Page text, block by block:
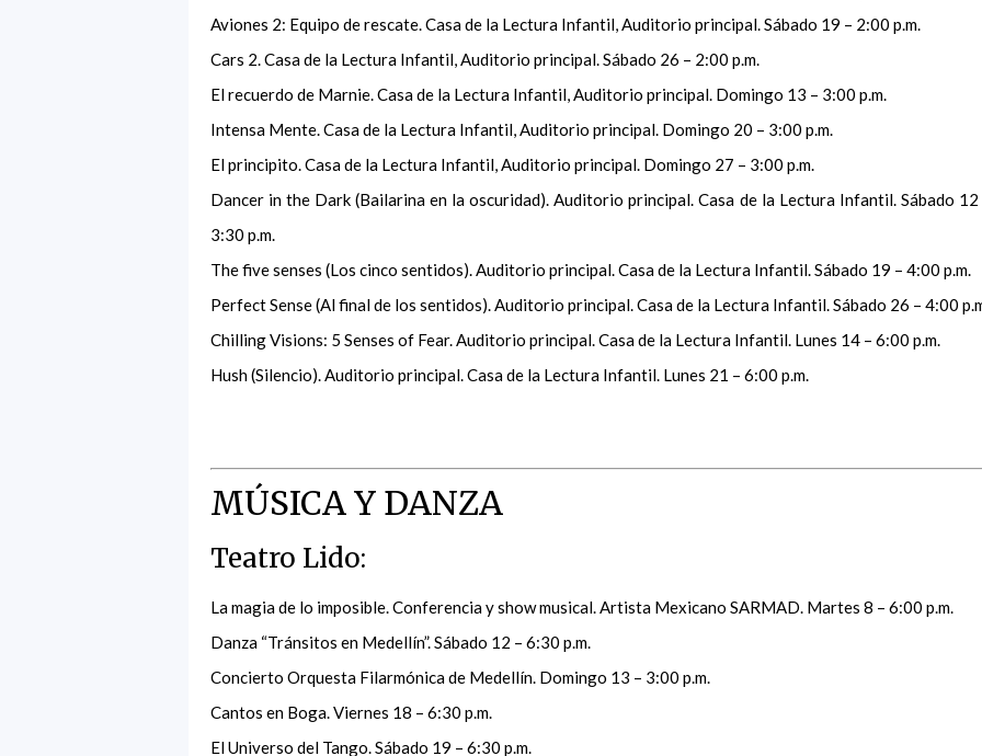
Aviones 2: Equipo de rescate. Casa de la Lectura Infantil, Auditorio principal. Sábado 19 – 2:00 p.m.
Cars 2. Casa de la Lectura Infantil, Auditorio principal. Sábado 26 – 2:00 p.m.
El recuerdo de Marnie. Casa de la Lectura Infantil, Auditorio principal. Domingo 13 – 3:00 p.m.
Intensa Mente. Casa de la Lectura Infantil, Auditorio principal. Domingo 20 – 3:00 p.m.
El principito. Casa de la Lectura Infantil, Auditorio principal. Domingo 27 – 3:00 p.m.
Dancer in the Dark (Bailarina en la oscuridad). Auditorio principal. Casa de la Lectura Infantil. Sábado 12
3:30 p.m.
The five senses (Los cinco sentidos). Auditorio principal. Casa de la Lectura Infantil. Sábado 19 – 4:00 p.m.
Perfect Sense (Al final de los sentidos). Auditorio principal. Casa de la Lectura Infantil. Sábado 26 – 4:00
Chilling Visions: 5 Senses of Fear. Auditorio principal. Casa de la Lectura Infantil. Lunes 14 – 6:00 p.m.
Hush (Silencio). Auditorio principal. Casa de la Lectura Infantil. Lunes 21 – 6:00 p.m.
MÚSICA Y DANZA
Teatro Lido:
La magia de lo imposible. Conferencia y show musical. Artista Mexicano SARMAD. Martes 8 – 6:00 p.m.
Danza “Tránsitos en Medellín”. Sábado 12 – 6:30 p.m.
Concierto Orquesta Filarmónica de Medellín. Domingo 13 – 3:00 p.m.
Cantos en Boga. Viernes 18 – 6:30 p.m.
El Universo del Tango. Sábado 19 – 6:30 p.m.